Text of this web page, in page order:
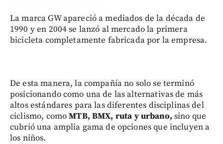
La marca GW apareció a mediados de la década de
1990 y en 2004 se lanzó al mercado la primera
bicicleta completamente fabricada por la empresa.
De esta manera, la compañía no solo se terminó
posicionando como una de las alternativas de más
altos estándares para las diferentes disciplinas del
ciclismo, comoMTB, BMX, ruta y urbano,sino que
cubrió una amplia gama de opciones que incluyen a
los niños.